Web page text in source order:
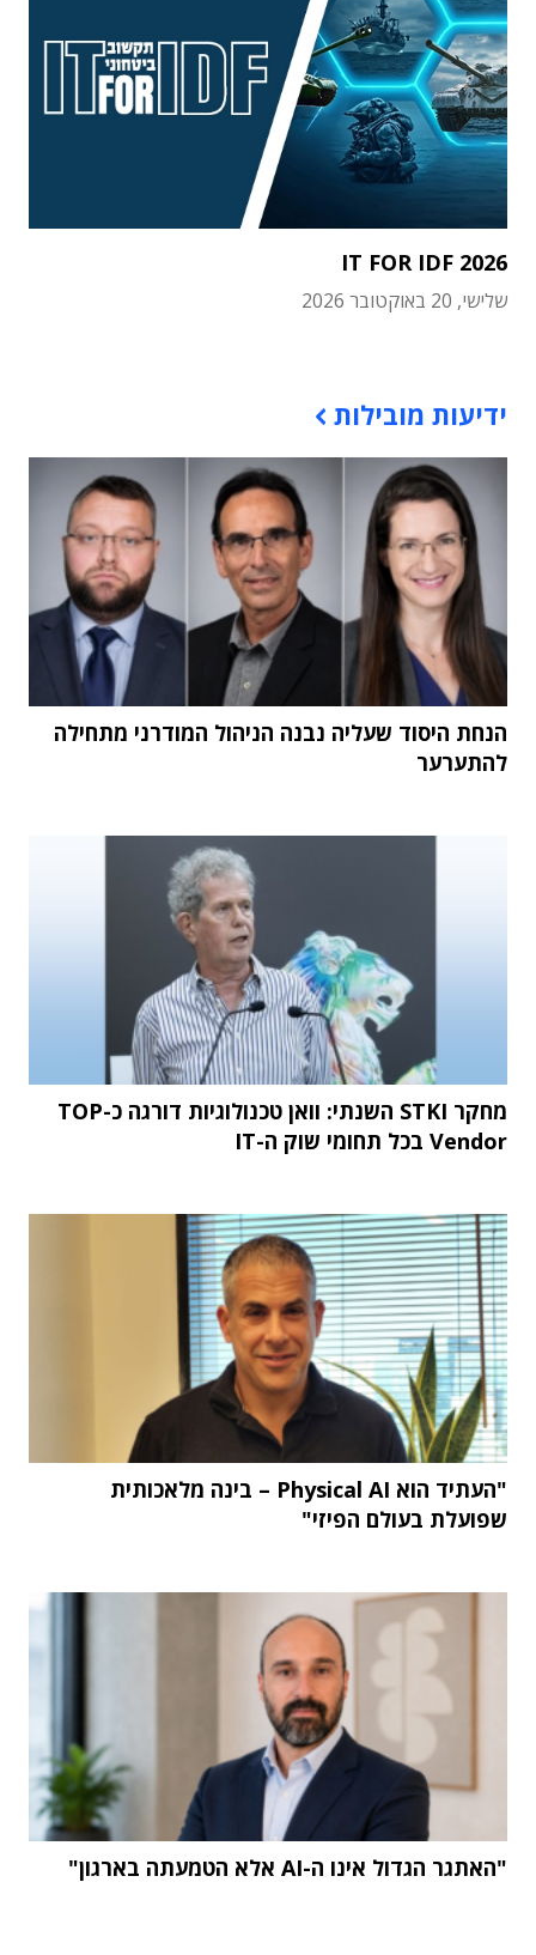
IT FOR IDF 2026
שלישי, 20 באוקטובר 2026
ידיעות מובילות
הנחת היסוד שעליה נבנה הניהול המודרני מתחילה
להתערער
מחקר STKI השנתי: וואן טכנולוגיות דורגה כ-TOP
Vendor בכל תחומי שוק ה-IT
"העתיד הוא Physical AI – בינה מלאכותית
שפועלת בעולם הפיזי"
"האתגר הגדול אינו ה-AI אלא הטמעתה בארגון"